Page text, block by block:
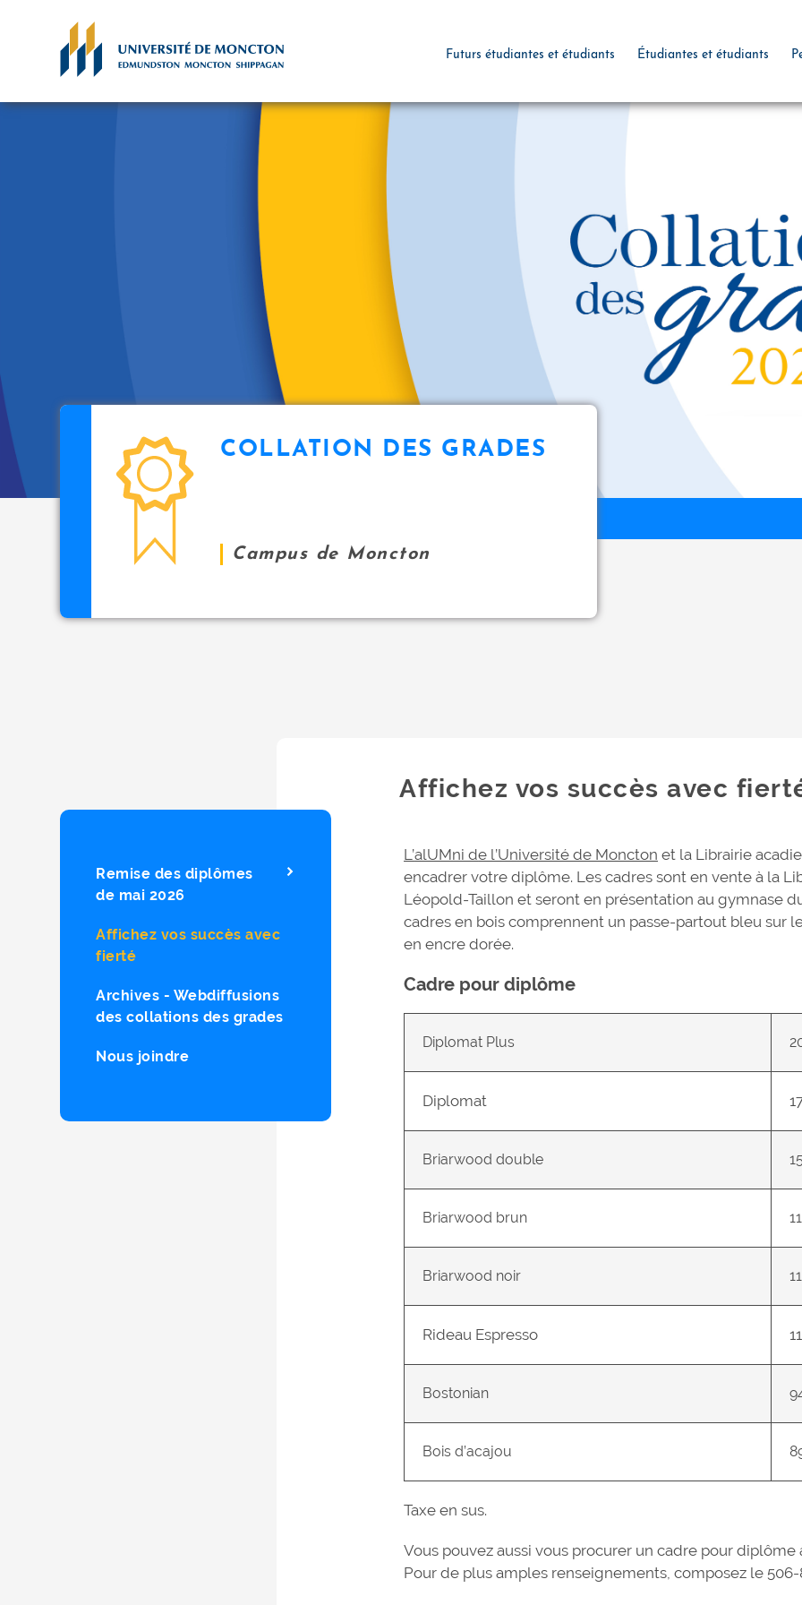
Futurs étudiantes et étudiants Étudiantes et étudiants
COLLATION DES GRADES
Campus de Moncton
Remise des diplômes
de mai 2026
Affichez vos succès avec
fierté
Archives - Webdiffusions
des collations des grades
Nous joindre
Affichez vos succès avec
L’alUMni de l’Université de Moncton et la Librairie
encadrer votre diplôme. Les cadres sont en vente à la
Léopold-Taillon et seront en présentation au gymnase
cadres en bois comprennent un passe-partout bleu sur
en encre dorée.
Cadre pour diplôme
Diplomat Plus
Diplomat
Briarwood double
Briarwood brun
Briarwood noir
Rideau Espresso
Bostonian
Bois d’acajou
Taxe en sus.
Vous pouvez aussi vous procurer un cadre pour diplôme
Pour de plus amples renseignements, composez le 506-